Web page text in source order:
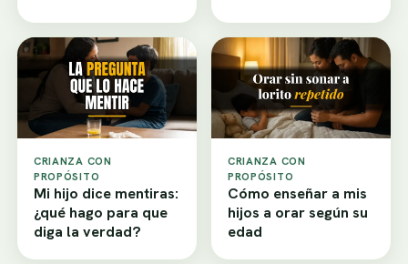
CRIANZA CON
PROPÓSITO
Mi hijo dice mentiras:
¿qué hago para que
diga la verdad?
CRIANZA CON
PROPÓSITO
Cómo enseñar a mis
hijos a orar según su
edad